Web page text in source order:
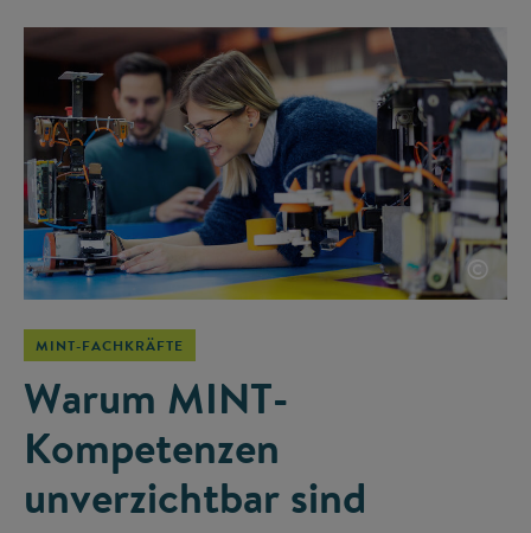
©
MINT-FACHKRÄFTE
Warum MINT-
Kompetenzen
unverzichtbar sind